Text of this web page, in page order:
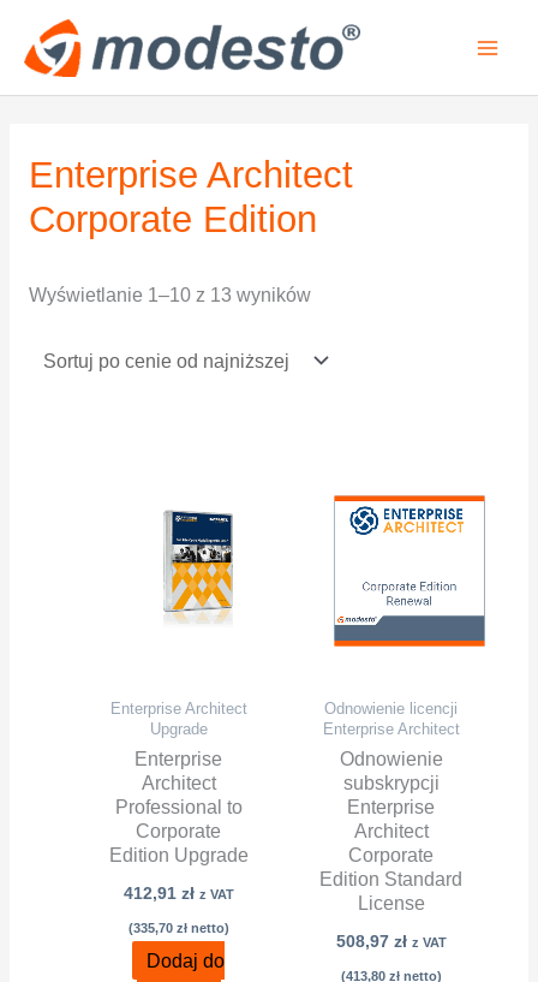
Enterprise Architect
Corporate Edition
Wyświetlanie 1–10 z 13 wyników
według
Enterprise Architect
Upgrade
Enterprise
Architect
Professional to
Corporate
Edition Upgrade
412,91 zł z VAT
(335,70 złnetto)
Dodaj do
Odnowienie licencji
Enterprise Architect
Odnowienie
subskrypcji
Enterprise
Architect
Corporate
Edition Standard
License
508,97 zł z VAT
(413,80 złnetto)